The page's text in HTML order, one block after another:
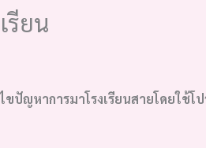
รียน
ญหาการมาโรงเรียนสายโดยใช้โ